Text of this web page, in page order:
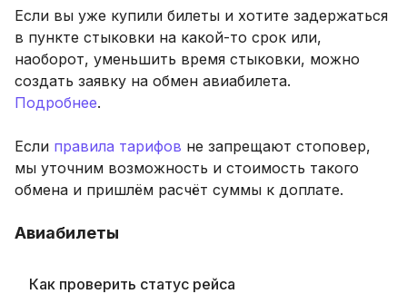
Если вы уже купили билеты и хотите задержаться
в пункте стыковки на какой-то срок или,
наоборот, уменьшить время стыковки, можно
создать заявку на обмен авиабилета.
Подробнее.
Если правила тарифов не запрещают стоповер,
мы уточним возможность и стоимость такого
обмена и пришлём расчёт суммы к доплате.
Авиабилеты
Как проверить статус рейса